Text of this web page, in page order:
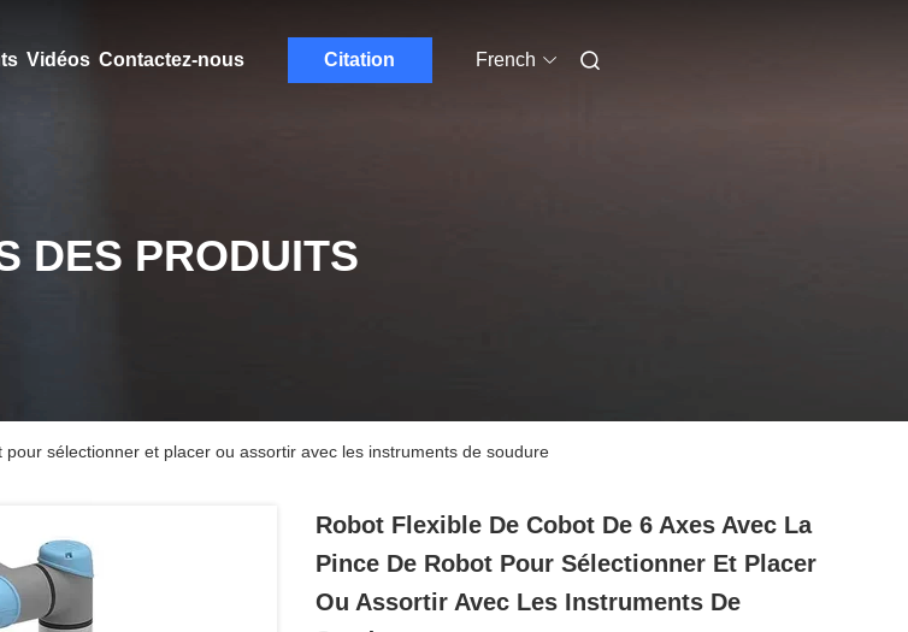
Vidéos Contactez-nous Citation French
DES PRODUITS
sélectionner et placer ou assortir avec les instruments de soudure
Robot Flexible De Cobot De 6 Axes Avec La
Pince De Robot Pour Sélectionner Et Placer
Ou Assortir Avec Les Instruments De